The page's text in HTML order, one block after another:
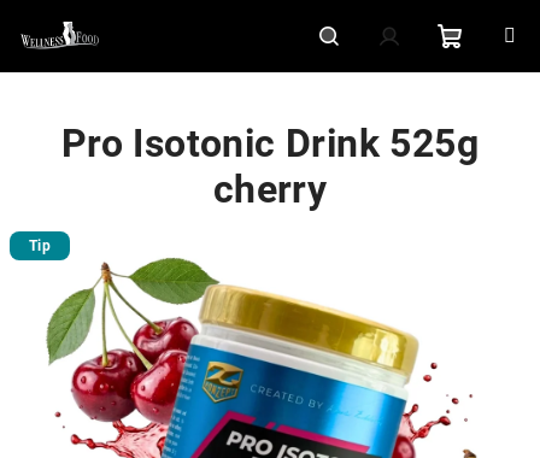
HledatPřihlášeníNákupní
košík
Pro Isotonic Drink 525g
cherry
Tip